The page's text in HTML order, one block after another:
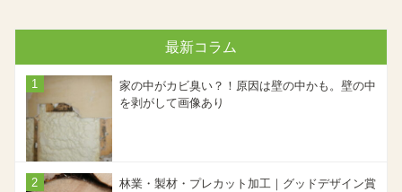
最新コラム
家の中がカビ臭い？！原因は壁の中かも。壁の中
を剥がして画像あり
林業・製材・プレカット加工｜グッドデザイン賞